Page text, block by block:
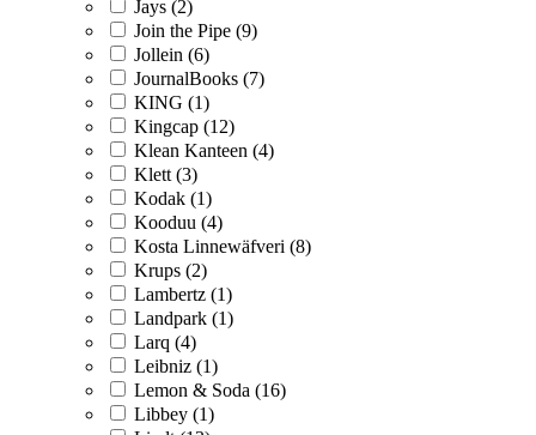
Jays (2)
Join the Pipe (9)
Jollein (6)
JournalBooks (7)
KING (1)
Kingcap (12)
Klean Kanteen (4)
Klett (3)
Kodak (1)
Kooduu (4)
Kosta Linnewäfveri (8)
Krups (2)
Lambertz (1)
Landpark (1)
Larq (4)
Leibniz (1)
Lemon & Soda (16)
Libbey (1)